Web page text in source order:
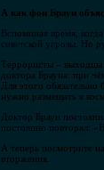
А как фон Браун
Вспоминая время,
советской угрозы. Но
Террористы – выходцы
доктора Брауна: при
Для этого
нужно размещать в
Доктор Браун
постоянно повторял:
А теперь посмотрите
вторжения.